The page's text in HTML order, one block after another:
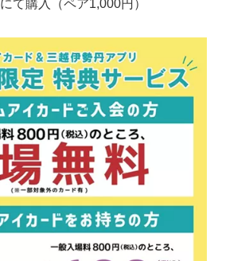
にて購入（ペア1,000円）